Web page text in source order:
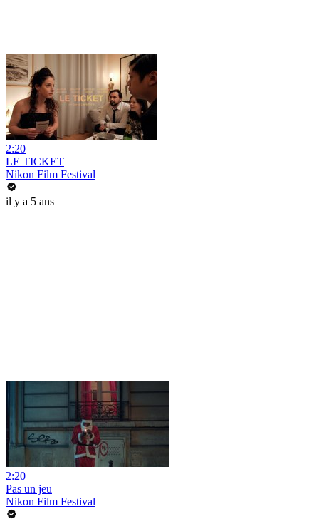
2:20
LE TICKET
Nikon Film Festival
il y a 5 ans
2:20
Pas un jeu
Nikon Film Festival